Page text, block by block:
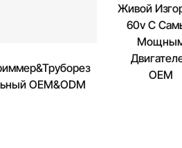
OEM&ODM
Живой
60v С
OEM